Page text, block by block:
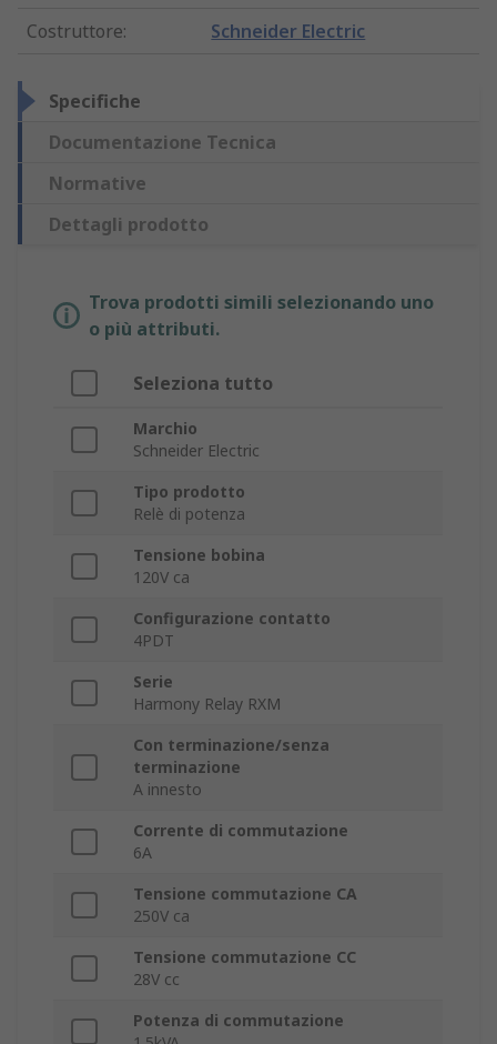
Costruttore: Schneider Electric
Specifiche
Documentazione Tecnica
Normative
Dettagli prodotto
Trova prodotti simili selezionando uno
o più attributi.
Seleziona tutto
Marchio
Schneider Electric
Tipo prodotto
Relè di potenza
Tensione bobina
120V ca
Configurazione contatto
4PDT
Serie
Harmony Relay RXM
Con terminazione/senza
terminazione
A innesto
Corrente di commutazione
6A
Tensione commutazione CA
250V ca
Tensione commutazione CC
28V cc
Potenza di commutazione